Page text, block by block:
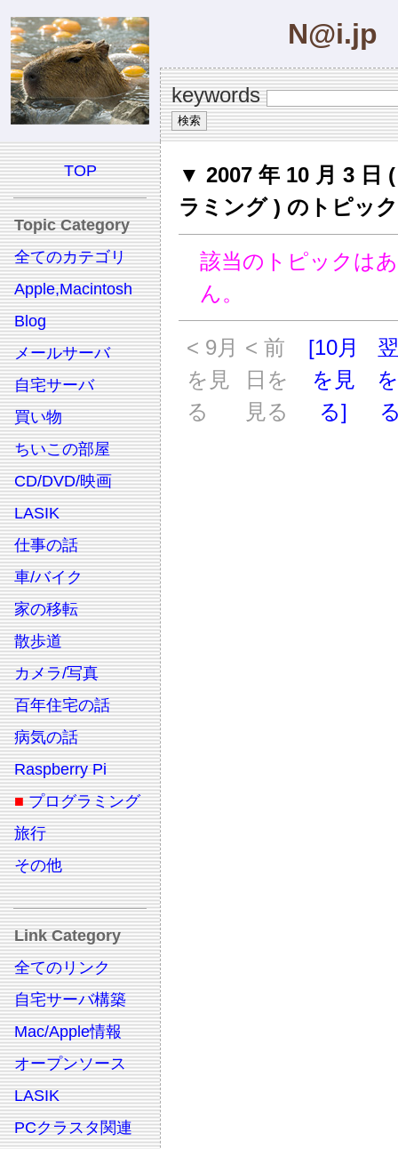
N@i.jp
keywords
TOP
Topic Category
全てのカテゴリ
Apple,Macintosh
Blog
メールサーバ
自宅サーバ
買い物
ちいこの部屋
CD/DVD/映画
LASIK
仕事の話
車/バイク
家の移転
散歩道
カメラ/写真
百年住宅の話
病気の話
Raspberry Pi
■ プログラミング
旅行
その他
Link Category
全てのリンク
自宅サーバ構築
Mac/Apple情報
オープンソース
LASIK
PCクラスタ関連
▼ 2007 年 10 月 3 日
ラミング ) のトピック
該当のトピックは
ん。
< 9月
を見
る
< 前
日を
見る
[10月
を見
る]